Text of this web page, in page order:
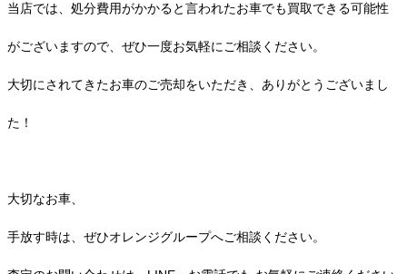
当店では、処分費用がかかると言われたお車でも買取できる可能性
がございますので、ぜひ一度お気軽にご相談ください。
大切にされてきたお車のご売却をいただき、ありがとうございまし
た！
大切なお車、
手放す時は、 ぜひオレンジグループへご相談ください。